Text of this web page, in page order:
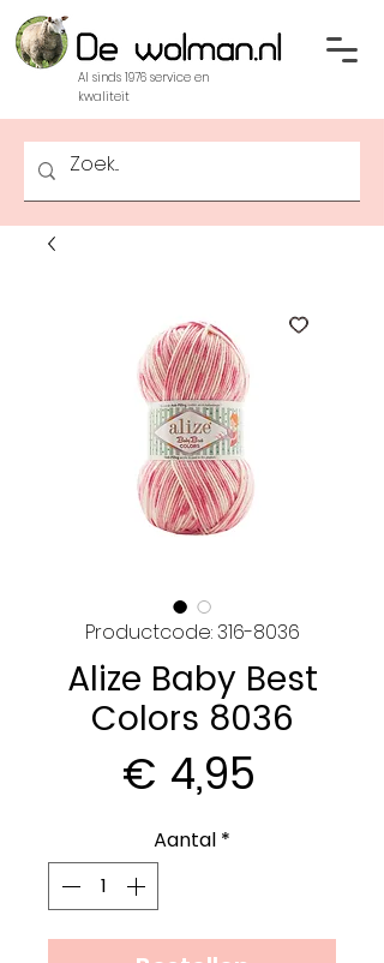
Al sinds 1976 service en
kwaliteit
Productcode: 316-8036
Alize Baby Best
Colors 8036
€ 4,95
Aantal *